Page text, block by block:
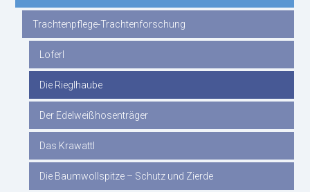
Trachtenpflege-Trachtenforschung
Loferl
Die Rieglhaube
Der Edelweißhosenträger
Das Krawattl
Die Baumwollspitze – Schutz und Zierde